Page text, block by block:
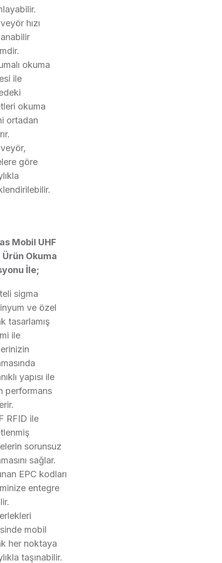
hızı
okuma
ile
okuma
ortadan
göre
Mobil UHF
Ürün Okuma
İle;
sigma
ve özel
tasarlamış
ile
yapısı ile
performans
RFID ile
sorunsuz
sağlar.
EPC kodları
entegre
mobil
her noktaya
taşınabilir.